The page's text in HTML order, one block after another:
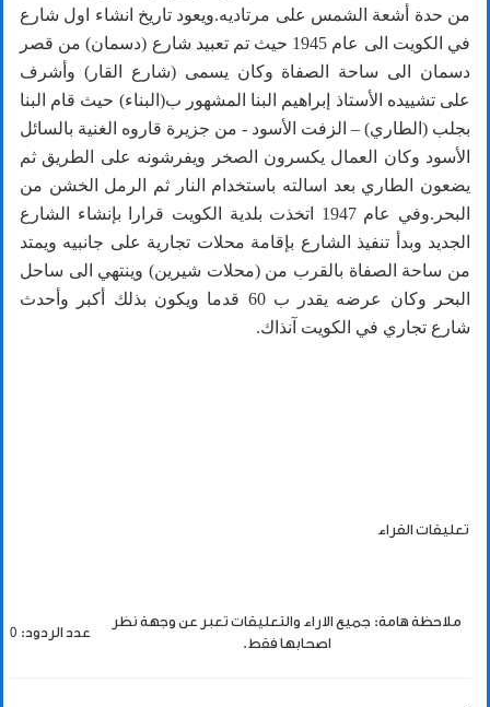
من حدة أشعة الشمس على مرتاديه.ويعود تاريخ انشاء اول شارع
في الكويت الى عام 1945 حيث تم تعبيد شارع (دسمان) من قصر
دسمان الى ساحة الصفاة وكان يسمى (شارع القار) وأشرف
على تشييده الأستاذ إبراهيم البنا المشهور ب(البناء) حيث قام البنا
بجلب (الطاري) – الزفت الأسود - من جزيرة قاروه الغنية بالسائل
الأسود وكان العمال يكسرون الصخر ويفرشونه على الطريق ثم
يضعون الطاري بعد اسالته باستخدام النار ثم الرمل الخشن من
البحر.وفي عام 1947 اتخذت بلدية الكويت قرارا بإنشاء الشارع
الجديد وبدأ تنفيذ الشارع بإقامة محلات تجارية على جانبيه ويمتد
من ساحة الصفاة بالقرب من (محلات شيرين) وينتهي الى ساحل
البحر وكان عرضه يقدر ب 60 قدما ويكون بذلك أكبر وأحدث
شارع تجاري في الكويت آنذاك.
تعليقات القراء
ملاحظة هامة: جميع الاراء والتعليقات تعبر عن وجهة نظر
اصحابها فقط.
عدد الردود: 0